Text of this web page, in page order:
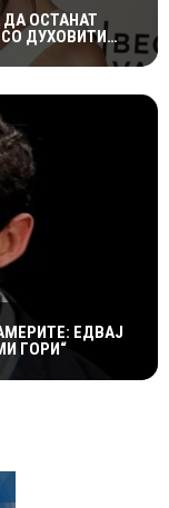
ОСТАНАТ
ДУХОВИТИ
ЕДВАЈ
ГОРИ“